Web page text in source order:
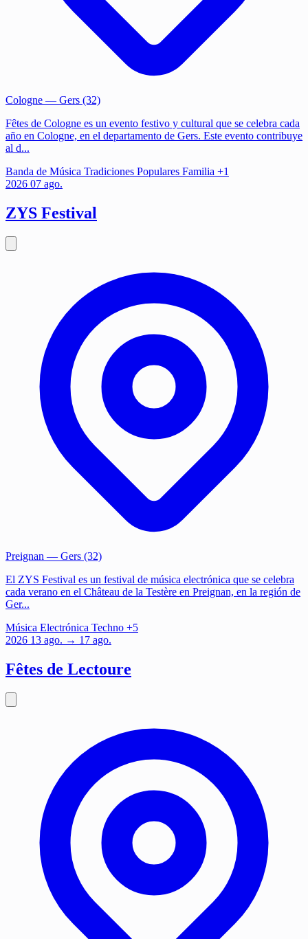
Cologne — Gers (32)
Fêtes de Cologne es un evento festivo y cultural que se celebra cada
año en Cologne, en el departamento de Gers. Este evento contribuye
al d...
Banda de Música Tradiciones Populares Familia +1
2026 07 ago.
ZYS Festival
Preignan — Gers (32)
El ZYS Festival es un festival de música electrónica que se celebra
cada verano en el Château de la Testère en Preignan, en la región de
Ger...
Música Electrónica Techno +5
2026 13 ago. → 17 ago.
Fêtes de Lectoure